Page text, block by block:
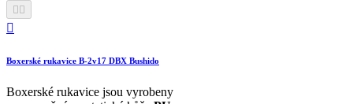
 

Boxerské rukavice B-2v17 DBX Bushido
Boxerské rukavice jsou vyrobeny